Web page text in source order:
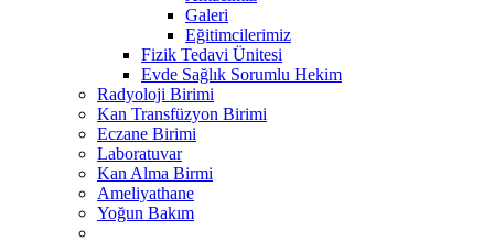
Galeri
Eğitimcilerimiz
Fizik Tedavi Ünitesi
Evde Sağlık Sorumlu Hekim
Radyoloji Birimi
Kan Transfüzyon Birimi
Eczane Birimi
Laboratuvar
Kan Alma Birmi
Ameliyathane
Yoğun Bakım